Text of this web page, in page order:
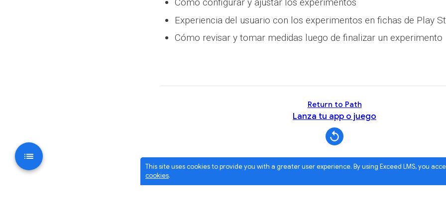
This site uses cookies to provide you with a greater user experience. By using Exceed LMS, you
cookies.
Experiencia del usuario con los experimentos en fichas de Play
Cómo revisar y tomar medidas luego de finalizar un experimento
Return to Path
Lanza tu app o juego